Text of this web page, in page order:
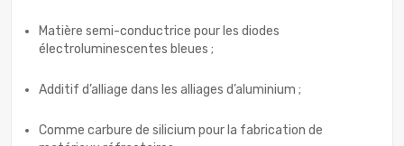
Matière semi-conductrice pour les diodes
électroluminescentes bleues ;
Additif d’alliage dans les alliages d’aluminium ;
Comme carbure de silicium pour la fabrication de